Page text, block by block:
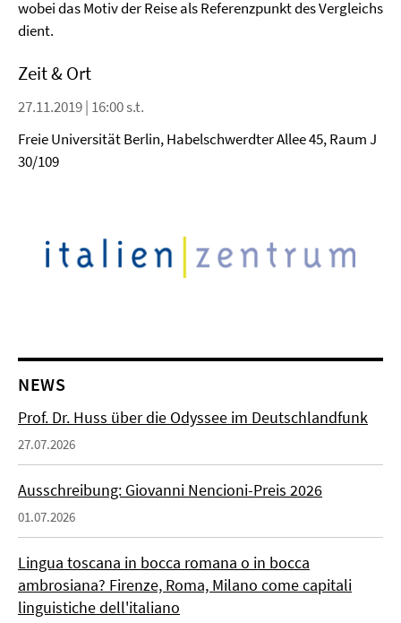
wobei das Motiv der Reise als Referenzpunkt des Vergleichs
dient.
Zeit & Ort
27.11.2019 | 16:00 s.t.
Freie Universität Berlin, Habelschwerdter Allee 45, Raum J
30/109
NEWS
Prof. Dr. Huss über die Odyssee im Deutschlandfunk
27.07.2026
Ausschreibung: Giovanni Nencioni-Preis 2026
01.07.2026
Lingua toscana in bocca romana o in bocca
ambrosiana? Firenze, Roma, Milano come capitali
linguistiche dell'italiano